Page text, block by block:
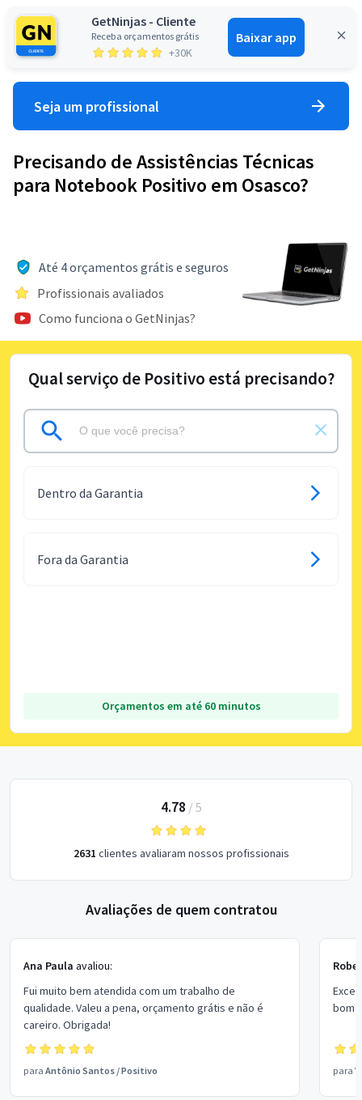
GetNinjas - Cliente
Receba orçamentos grátis
+30K
Baixar app
Entrar
Seja um profissional
Precisando de Assistências Técnicas
para Notebook Positivo em Osasco?
Até 4 orçamentos grátis e seguros
Profissionais avaliados
Como funciona o GetNinjas?
Qual serviço de Positivo está precisando?
Dentro da Garantia
Fora da Garantia
Orçamentos em até 60 minutos
4.78 / 5
2631 clientes avaliaram nossos profissionais
Avaliações de quem contratou
Ana Paula avaliou:
Fui muito bem atendida com um trabalho de
qualidade. Valeu a pena, orçamento grátis e não é
careiro. Obrigada!
para Antônio Santos /Positivo
bom
para